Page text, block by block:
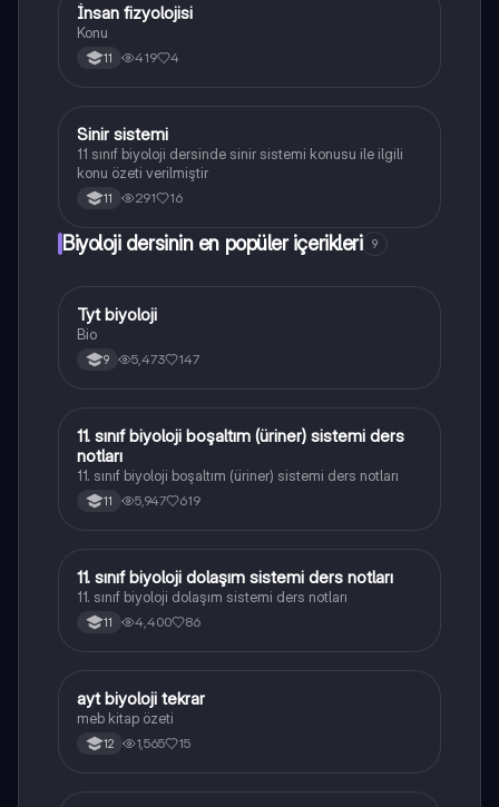
Biyoloji
İnsan fizyolojisi
Konu
11 419 4
Biyoloji
Sinir sistemi
11 sınıf biyoloji dersinde sinir sistemi konusu ile ilgili
konu özeti verilmiştir
11 291 16
Biyoloji dersinin en popüler içerikleri 9
Biyoloji
Tyt biyoloji
Bio
9 5,473 147
Biyoloji
11. sınıf biyoloji boşaltım (üriner) sistemi ders
notları
11. sınıf biyoloji boşaltım (üriner) sistemi ders notları
11 5,947 619
Biyoloji
11. sınıf biyoloji dolaşım sistemi ders notları
11. sınıf biyoloji dolaşım sistemi ders notları
11 4,400 86
Biyoloji
ayt biyoloji tekrar
meb kitap özeti
12 1,565 15